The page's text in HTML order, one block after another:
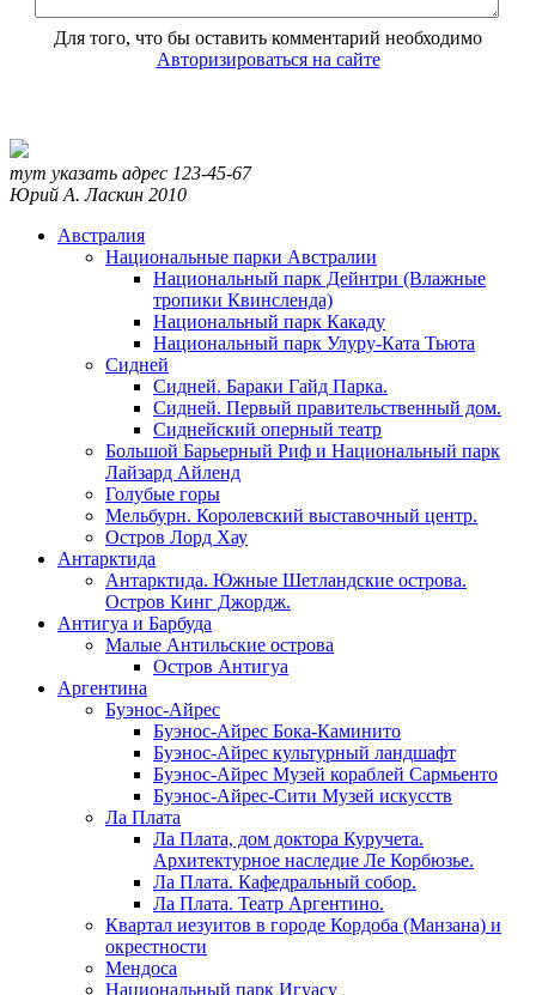
Для того, что бы оставить комментарий необходимо
Авторизироваться на сайте
тут указать адрес 123-45-67
Юрий А. Ласкин 2010
Австралия
Национальные парки Австралии
Национальный парк Дейнтри (Влажные
тропики Квинсленда)
Национальный парк Какаду
Национальный парк Улуру-Ката Тьюта
Сидней
Сидней. Бараки Гайд Парка.
Сидней. Первый правительственный дом.
Сиднейский оперный театр
Большой Барьерный Риф и Национальный парк
Лайзард Айленд
Голубые горы
Мельбурн. Королевский выставочный центр.
Остров Лорд Хау
Антарктида
Антарктида. Южные Шетландские острова.
Остров Кинг Джордж.
Антигуа и Барбуда
Малые Антильские острова
Остров Антигуа
Аргентина
Буэнос-Айрес
Буэнос-Айрес Бока-Каминито
Буэнос-Айрес культурный ландшафт
Буэнос-Айрес Музей кораблей Сармьенто
Буэнос-Айрес-Сити Музей искусств
Ла Плата
Ла Плата, дом доктора Куручета.
Архитектурное наследие Ле Корбюзье.
Ла Плата. Кафедральный собор.
Ла Плата. Театр Аргентино.
Квартал иезуитов в городе Кордоба (Манзана) и
окрестности
Мендоса
Национальный парк Игуасу